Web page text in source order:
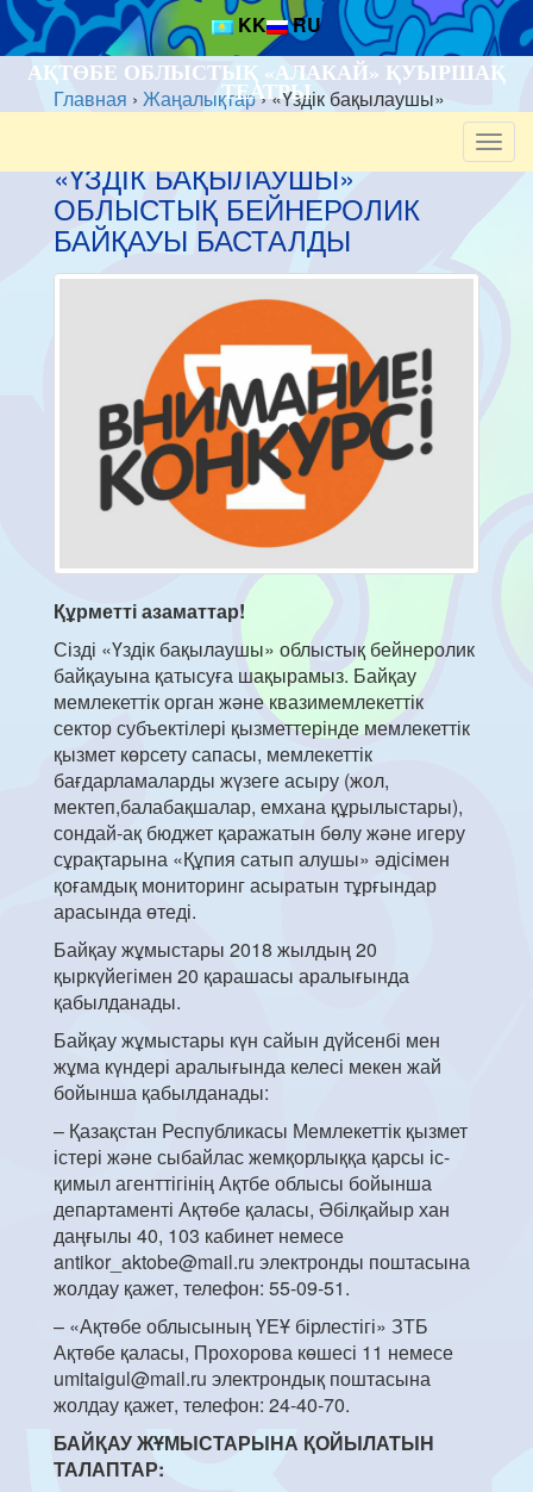
KK RU
АҚТӨБЕ ОБЛЫСТЫҚ «АЛАКАЙ» ҚУЫРШАҚ
ТЕАТРЫ
Главная › Жаңалықтар› «Үздік бақылаушы»
«ҮЗДІК БАҚЫЛАУШЫ»
ОБЛЫСТЫҚ БЕЙНЕРОЛИК
БАЙҚАУЫ БАСТАЛДЫ
Құрметті азаматтар!
Сізді «Үздік бақылаушы» облыстық бейнеролик
байқауына қатысуға шақырамыз. Байқау
мемлекеттік орган және квазимемлекеттік
сектор субъектілері қызметтерінде мемлекеттік
қызмет көрсету сапасы, мемлекеттік
бағдарламаларды жүзеге асыру (жол,
мектеп,балабақшалар, емхана құрылыстары),
сондай-ақ бюджет қаражатын бөлу және игеру
сұрақтарына «Құпия сатып алушы» әдісімен
қоғамдық мониторинг асыратын тұрғындар
арасында өтеді.
Байқау жұмыстары 2018 жылдың 20
қыркүйегімен 20 қарашасы аралығында
қабылданады.
Байқау жұмыстары күн сайын дүйсенбі мен
жұма күндері аралығында келесі мекен жай
бойынша қабылданады:
– Қазақстан Республикасы Мемлекеттік қызмет
істері және сыбайлас жемқорлыққа қарсы іс-
қимыл агенттігінің Ақтбе облысы бойынша
департаменті Ақтөбе қаласы, Әбілқайыр хан
даңғылы 40, 103 кабинет немесе
antikor_aktobe@mail.ru электронды поштасына
жолдау қажет, телефон: 55-09-51.
– «Ақтөбе облысының ҮЕҰ бірлестігі» ЗТБ
Ақтөбе қаласы, Прохорова көшесі 11 немесе
umitaigul@mail.ru электрондық поштасына
жолдау қажет, телефон: 24-40-70.
БАЙҚАУ ЖҰМЫСТАРЫНА ҚОЙЫЛАТЫН
ТАЛАПТАР: